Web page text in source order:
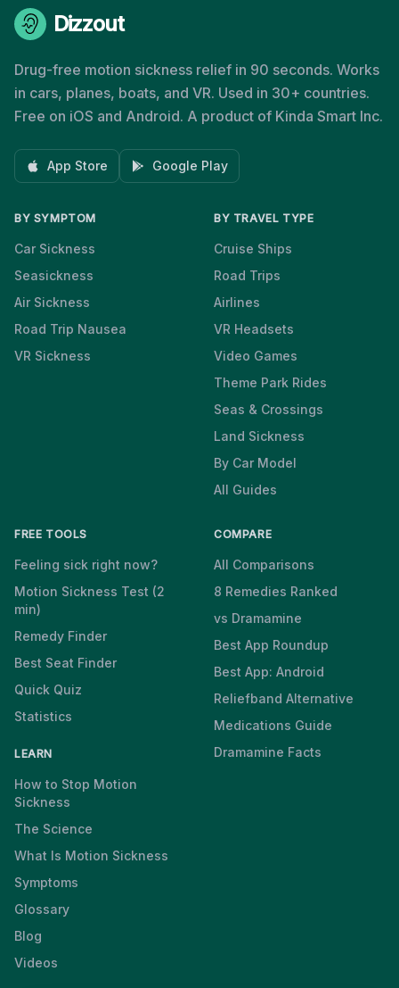
Dizzout
Drug-free motion sickness relief in 90 seconds. Works
in cars, planes, boats, and VR. Used in 30+ countries.
Free on iOS and Android. A product of Kinda Smart Inc.
App Store Google Play
BY SYMPTOM
Car Sickness
Seasickness
Air Sickness
Road Trip Nausea
VR Sickness
BY TRAVEL TYPE
Cruise Ships
Road Trips
Airlines
VR Headsets
Video Games
Theme Park Rides
Seas & Crossings
Land Sickness
By Car Model
All Guides
FREE TOOLS
Feeling sick right now?
Motion Sickness Test (2
min)
Remedy Finder
Best Seat Finder
Quick Quiz
Statistics
LEARN
How to Stop Motion
Sickness
The Science
What Is Motion Sickness
Symptoms
Glossary
Blog
Videos
COMPARE
All Comparisons
8 Remedies Ranked
vs Dramamine
Best App Roundup
Best App: Android
Reliefband Alternative
Medications Guide
Dramamine Facts